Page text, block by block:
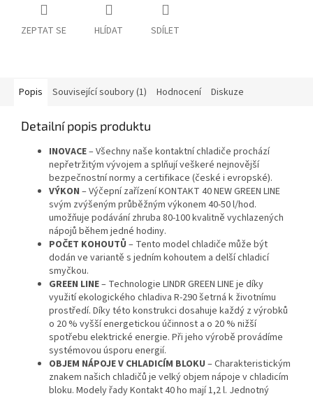
ZEPTAT SE HLÍDAT SDÍLET
Popis Související soubory (1) Hodnocení Diskuze
Detailní popis produktu
INOVACE– Všechny naše kontaktní chladiče prochází
nepřetržitým vývojem a splňují veškeré nejnovější
bezpečnostní normy a certifikace (české i evropské).
VÝKON – Výčepní zařízení KONTAKT 40 NEW GREEN LINE
svým zvýšeným průběžným výkonem 40-50 l/hod.
umožňuje podávání zhruba 80-100 kvalitně vychlazených
nápojů během jedné hodiny.
POČET KOHOUTŮ – Tento model chladiče může být
dodán ve variantě s jedním kohoutem a delší chladicí
smyčkou.
GREEN LINE– Technologie LINDR GREEN LINE je díky
využití ekologického chladiva R-290 šetrná k životnímu
prostředí. Díky této konstrukci dosahuje každý z výrobků
o 20 % vyšší energetickou účinnost a o 20 % nižší
spotřebu elektrické energie. Při jeho výrobě provádíme
systémovou úsporu energií.
OBJEM NÁPOJE V CHLADICÍM BLOKU – Charakteristickým
znakem našich chladičů je velký objem nápoje v chladicím
bloku. Modely řady Kontakt 40 ho mají 1,2 l. Jednotný